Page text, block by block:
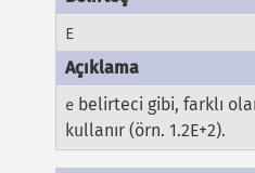
E
e belirteci gibi, farklı
kullanır (örn. 1.2E+2).